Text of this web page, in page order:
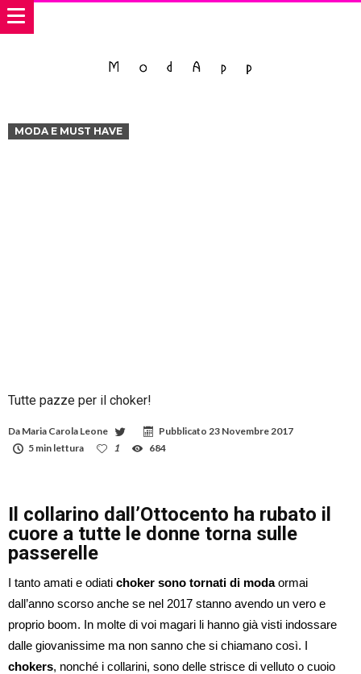
MODA E MUST HAVE
Tutte pazze per il choker!
Da Maria Carola Leone Pubblicato 23 Novembre 2017
5 min lettura
1 684
Il collarino dall’Ottocento ha rubato il
cuore a tutte le donne torna sulle
passerelle
I tanto amati e odiati choker sono tornati di modaormai
dall’anno scorso anche se nel 2017 stanno avendo un vero e
proprio boom. In molte di voi magari li hanno già visti indossare
dalle giovanissime ma non sanno che si chiamano così. I
chokers, nonché i collarini, sono delle strisce di velluto o cuoio